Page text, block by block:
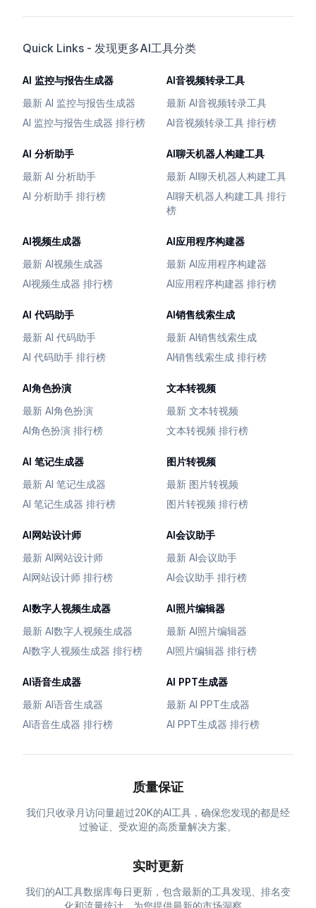
Quick Links - 发现更多AI工具分类
AI 监控与报告生成器
最新 AI 监控与报告生成器
AI 监控与报告生成器 排行榜
AI音视频转录工具
最新 AI音视频转录工具
AI音视频转录工具 排行榜
AI 分析助手
最新 AI 分析助手
AI 分析助手 排行榜
AI聊天机器人构建工具
最新 AI聊天机器人构建工具
AI聊天机器人构建工具 排行
榜
AI视频生成器
最新 AI视频生成器
AI视频生成器 排行榜
AI应用程序构建器
最新 AI应用程序构建器
AI应用程序构建器 排行榜
AI 代码助手
最新 AI 代码助手
AI 代码助手 排行榜
AI销售线索生成
最新 AI销售线索生成
AI销售线索生成 排行榜
AI角色扮演
最新 AI角色扮演
AI角色扮演 排行榜
文本转视频
最新 文本转视频
文本转视频 排行榜
AI 笔记生成器
最新 AI 笔记生成器
AI 笔记生成器 排行榜
图片转视频
最新 图片转视频
图片转视频 排行榜
AI网站设计师
最新 AI网站设计师
AI网站设计师 排行榜
AI会议助手
最新 AI会议助手
AI会议助手 排行榜
AI数字人视频生成器
最新 AI数字人视频生成器
AI数字人视频生成器 排行榜
AI照片编辑器
最新 AI照片编辑器
AI照片编辑器 排行榜
AI语音生成器
最新 AI语音生成器
AI语音生成器 排行榜
AI PPT生成器
最新 AI PPT生成器
AI PPT生成器 排行榜
质量保证
我们只收录月访问量超过20K的AI工具，确保您发现的都是经
过验证、受欢迎的高质量解决方案。
实时更新
我们的AI工具数据库每日更新，包含最新的工具发现、排名变
化和流量统计，为您提供最新的市场洞察。